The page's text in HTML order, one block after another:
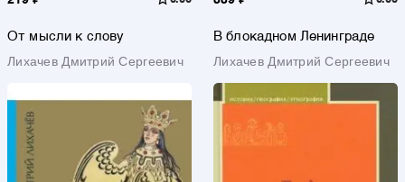
От мысли к слову
Лихачев Дмитрий Сергеевич
В блокадном Ленинграде
Лихачев Дмитрий Сергеевич